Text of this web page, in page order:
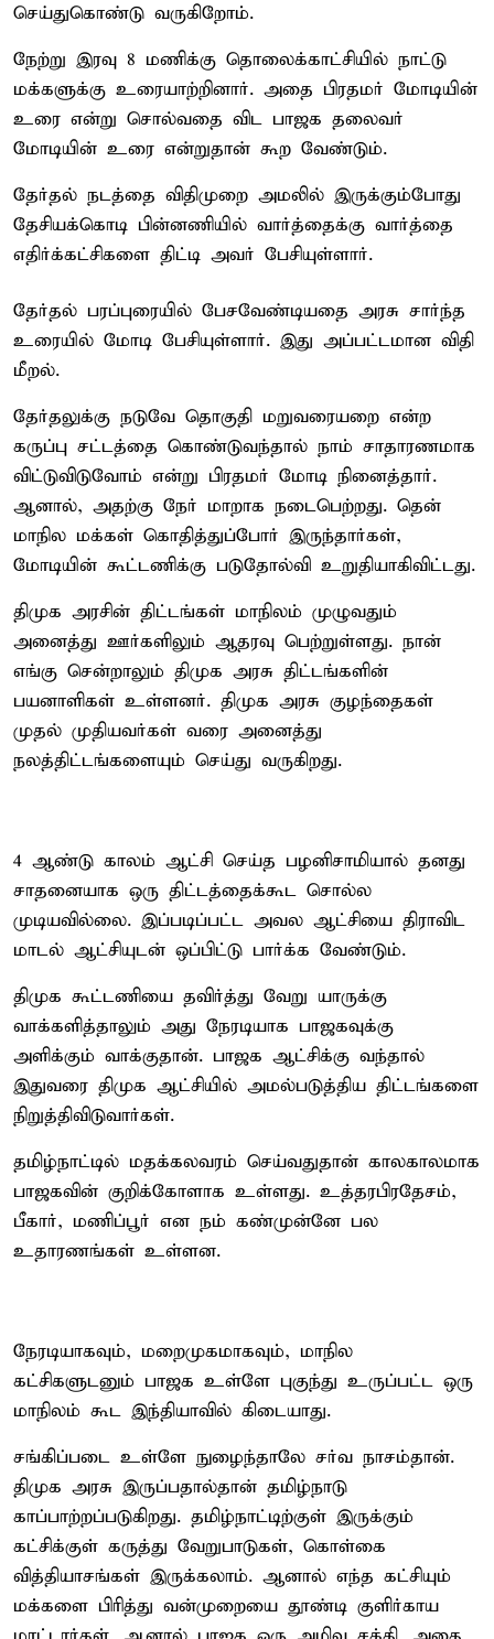
செய்துகொண்டு வருகிறோம்.
நேற்று இரவு 8 மணிக்கு தொலைக்காட்சியில் நாட்டு
மக்களுக்கு உரையாற்றினார். அதை பிரதமர் மோடியின்
உரை என்று சொல்வதை விட பாஜக தலைவர்
மோடியின் உரை என்றுதான் கூற வேண்டும்.
தேர்தல் நடத்தை விதிமுறை அமலில் இருக்கும்போது
தேசியக்கொடி பின்னணியில் வார்த்தைக்கு வார்த்தை
எதிர்க்கட்சிகளை திட்டி அவர் பேசியுள்ளார்.
தேர்தல் பரப்புரையில் பேசவேண்டியதை அரசு சார்ந்த
உரையில் மோடி பேசியுள்ளார். இது அப்பட்டமான விதி
மீறல்.
தேர்தலுக்கு நடுவே தொகுதி மறுவரையறை என்ற
கருப்பு சட்டத்தை கொண்டுவந்தால் நாம் சாதாரணமாக
விட்டுவிடுவோம் என்று பிரதமர் மோடி நினைத்தார்.
ஆனால், அதற்கு நேர் மாறாக நடைபெற்றது. தென்
மாநில மக்கள் கொதித்துப்போர் இருந்தார்கள்,
மோடியின் கூட்டணிக்கு படுதோல்வி உறுதியாகிவிட்டது.
திமுக அரசின் திட்டங்கள் மாநிலம் முழுவதும்
அனைத்து ஊர்களிலும் ஆதரவு பெற்றுள்ளது. நான்
எங்கு சென்றாலும் திமுக அரசு திட்டங்களின்
பயனாளிகள் உள்ளனர். திமுக அரசு குழந்தைகள்
முதல் முதியவர்கள் வரை அனைத்து
நலத்திட்டங்களையும் செய்து வருகிறது.
4 ஆண்டு காலம் ஆட்சி செய்த பழனிசாமியால் தனது
சாதனையாக ஒரு திட்டத்தைக்கூட சொல்ல
முடியவில்லை. இப்படிப்பட்ட அவல ஆட்சியை திராவிட
மாடல் ஆட்சியுடன் ஒப்பிட்டு பார்க்க வேண்டும்.
திமுக கூட்டணியை தவிர்த்து வேறு யாருக்கு
வாக்களித்தாலும் அது நேரடியாக பாஜகவுக்கு
அளிக்கும் வாக்குதான். பாஜக ஆட்சிக்கு வந்தால்
இதுவரை திமுக ஆட்சியில் அமல்படுத்திய திட்டங்களை
நிறுத்திவிடுவார்கள்.
தமிழ்நாட்டில் மதக்கலவரம் செய்வதுதான் காலகாலமாக
பாஜகவின் குறிக்கோளாக உள்ளது. உத்தரபிரதேசம்,
பீகார், மணிப்பூர் என நம் கண்முன்னே பல
உதாரணங்கள் உள்ளன.
நேரடியாகவும், மறைமுகமாகவும், மாநில
கட்சிகளுடனும் பாஜக உள்ளே புகுந்து உருப்பட்ட ஒரு
மாநிலம் கூட இந்தியாவில் கிடையாது.
சங்கிப்படை உள்ளே நுழைந்தாலே சர்வ நாசம்தான்.
திமுக அரசு இருப்பதால்தான் தமிழ்நாடு
காப்பாற்றப்படுகிறது. தமிழ்நாட்டிற்குள் இருக்கும்
கட்சிக்குள் கருத்து வேறுபாடுகள், கொள்கை
வித்தியாசங்கள் இருக்கலாம். ஆனால் எந்த கட்சியும்
மக்களை பிரித்து வன்முறையை தூண்டி குளிர்காய